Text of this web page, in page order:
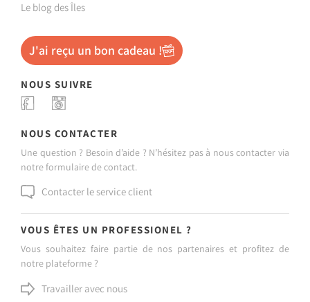
Le blog des Îles
J'ai reçu un bon cadeau !
NOUS SUIVRE
NOUS CONTACTER
Une question ? Besoin d’aide ? N’hésitez pas à nous contacter via
notre formulaire de contact.
Contacter le service client
VOUS ÊTES UN PROFESSIONEL ?
Vous souhaitez faire partie de nos partenaires et profitez de
notre plateforme ?
Travailler avec nous